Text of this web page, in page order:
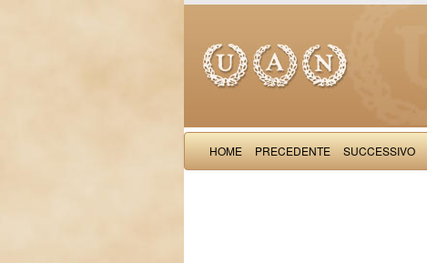
HOME PRECEDENTE SUCCESSIVO